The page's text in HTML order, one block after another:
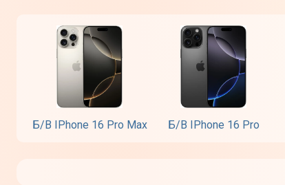
Б/В IPhone 16 Pro Max Б/В IPhone 16 Pro